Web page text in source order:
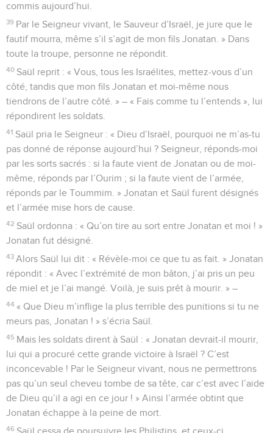
commis aujourd’hui.
39 Par le Seigneur vivant, le Sauveur d’Israël, je jure que le
fautif mourra, même s’il s’agit de mon fils Jonatan. » Dans
toute la troupe, personne ne répondit.
40 Saül reprit : « Vous, tous les Israélites, mettez-vous d’un
côté, tandis que mon fils Jonatan et moi-même nous
tiendrons de l’autre côté. » – « Fais comme tu l’entends », lui
répondirent les soldats.
41 Saül pria le Seigneur : « Dieu d’Israël, pourquoi ne m’as-tu
pas donné de réponse aujourd’hui ? Seigneur, réponds-moi
par les sorts sacrés : si la faute vient de Jonatan ou de moi-
même, réponds par l’Ourim ; si la faute vient de l’armée,
réponds par le Toummim. » Jonatan et Saül furent désignés
et l’armée mise hors de cause.
42 Saül ordonna : « Qu’on tire au sort entre Jonatan et moi ! »
Jonatan fut désigné.
43 Alors Saül lui dit : « Révèle-moi ce que tu as fait. » Jonatan
répondit : « Avec l’extrémité de mon bâton, j’ai pris un peu
de miel et je l’ai mangé. Voilà, je suis prêt à mourir. » –
44 « Que Dieu m’inflige la plus terrible des punitions si tu ne
meurs pas, Jonatan ! » s’écria Saül.
45 Mais les soldats dirent à Saül : « Jonatan devrait-il mourir,
lui qui a procuré cette grande victoire à Israël ? C’est
inconcevable ! Par le Seigneur vivant, nous ne permettrons
pas qu’un seul cheveu tombe de sa tête, car c’est avec l’aide
de Dieu qu’il a agi en ce jour ! » Ainsi l’armée obtint que
Jonatan échappe à la peine de mort.
46 Saül cessa de poursuivre les Philistins, et ceux-ci